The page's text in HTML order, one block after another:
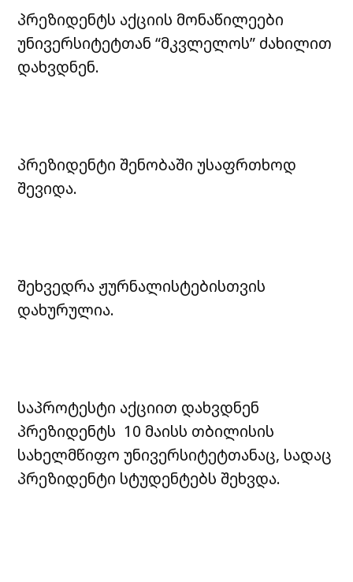
პრეზიდენტს აქციის მონაწილეები
უნივერსიტეტთან “მკვლელოს” ძახილით
დახვდნენ.
პრეზიდენტი შენობაში უსაფრთხოდ
შევიდა.
შეხვედრა ჟურნალისტებისთვის
დახურულია.
საპროტესტი აქციით დახვდნენ
პრეზიდენტს 10 მაისს თბილისის
სახელმწიფო უნივერსიტეტთანაც, სადაც
პრეზიდენტი სტუდენტებს შეხვდა.